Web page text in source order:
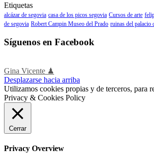
Etiquetas
alcázar de segovia casa de los picos segovia Cursos de arte
de segovia Robert Campin Museo del Prado ruinas del palacio
Síguenos en Facebook
Gina Vicente ♟
Desplazarse hacia arriba
Utilizamos cookies propias y de terceros, para
Privacy & Cookies Policy
Cerrar
Privacy Overview